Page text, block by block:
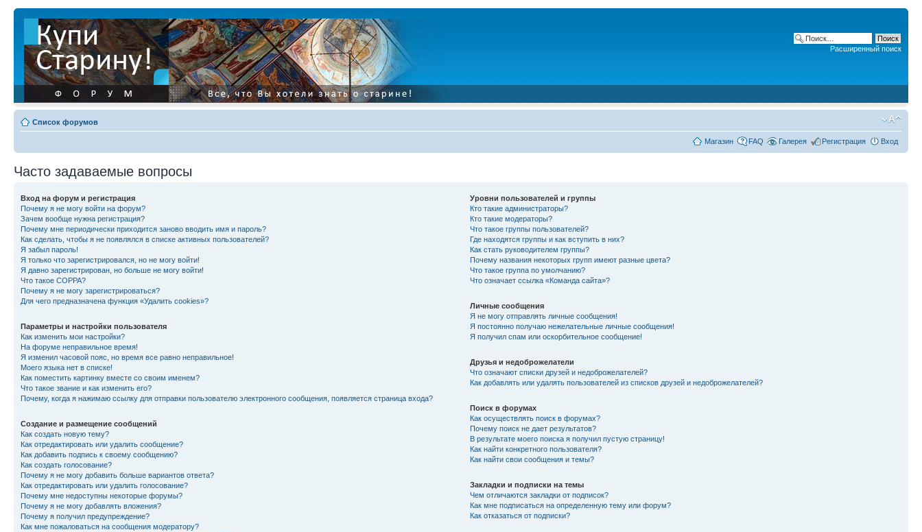
Расширенный поиск
Список форумов
Магазин FAQ Галерея Регистрация Вход
Часто задаваемые вопросы
Вход на форум и регистрация
Почему я не могу войти на форум?
Зачем вообще нужна регистрация?
Почему мне периодически приходится заново вводить имя и пароль?
Как сделать, чтобы я не появлялся в списке активных пользователей?
Я забыл пароль!
Я только что зарегистрировался, но не могу войти!
Я давно зарегистрирован, но больше не могу войти!
Что такое COPPA?
Почему я не могу зарегистрироваться?
Для чего предназначена функция «Удалить cookies»?
Параметры и настройки пользователя
Как изменить мои настройки?
На форуме неправильное время!
Я изменил часовой пояс, но время все равно неправильное!
Моего языка нет в списке!
Как поместить картинку вместе со своим именем?
Что такое звание и как изменить его?
Почему, когда я нажимаю ссылку для отправки пользователю электронного сообщения, появляется страница входа?
Создание и размещение сообщений
Как создать новую тему?
Как отредактировать или удалить сообщение?
Как добавить подпись к своему сообщению?
Как создать голосование?
Почему я не могу добавить больше вариантов ответа?
Как отредактировать или удалить голосование?
Почему мне недоступны некоторые форумы?
Почему я не могу добавлять вложения?
Почему я получил предупреждение?
Как мне пожаловаться на сообщения модератору?
Уровни пользователей и группы
Кто такие администраторы?
Кто такие модераторы?
Что такое группы пользователей?
Где находятся группы и как вступить в них?
Как стать руководителем группы?
Почему названия некоторых групп имеют разные цвета?
Что такое группа по умолчанию?
Что означает ссылка «Команда сайта»?
Личные сообщения
Я не могу отправлять личные сообщения!
Я постоянно получаю нежелательные личные сообщения!
Я получил спам или оскорбительное сообщение!
Друзья и недоброжелатели
Что означают списки друзей и недоброжелателей?
Как добавлять или удалять пользователей из списков друзей и недоброжелателей?
Поиск в форумах
Как осуществлять поиск в форумах?
Почему поиск не дает результатов?
В результате моего поиска я получил пустую страницу!
Как найти конкретного пользователя?
Как найти свои сообщения и темы?
Закладки и подписки на темы
Чем отличаются закладки от подписок?
Как мне подписаться на определенную тему или форум?
Как отказаться от подписки?